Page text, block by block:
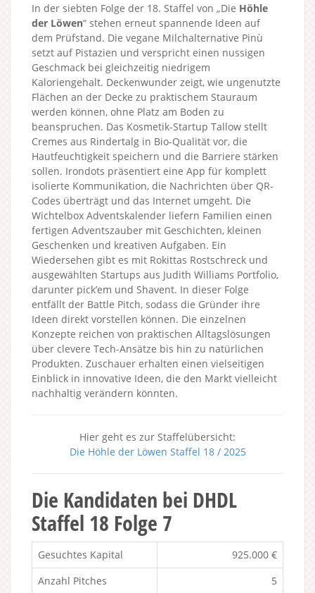
In der siebten Folge der 18. Staffel von „Die Höhle
der Löwen“ stehen erneut spannende Ideen auf
dem Prüfstand. Die vegane Milchalternative Pinù
setzt auf Pistazien und verspricht einen nussigen
Geschmack bei gleichzeitig niedrigem
Kaloriengehalt. Deckenwunder zeigt, wie ungenutzte
Flächen an der Decke zu praktischem Stauraum
werden können, ohne Platz am Boden zu
beanspruchen. Das Kosmetik-Startup Tallow stellt
Cremes aus Rindertalg in Bio-Qualität vor, die
Hautfeuchtigkeit speichern und die Barriere stärken
sollen. Irondots präsentiert eine App für komplett
isolierte Kommunikation, die Nachrichten über QR-
Codes überträgt und das Internet umgeht. Die
Wichtelbox Adventskalender liefern Familien einen
fertigen Adventszauber mit Geschichten, kleinen
Geschenken und kreativen Aufgaben. Ein
Wiedersehen gibt es mit Rokittas Rostschreck und
ausgewählten Startups aus Judith Williams Portfolio,
darunter pick’em und Shavent. In dieser Folge
entfällt der Battle Pitch, sodass die Gründer ihre
Ideen direkt vorstellen können. Die einzelnen
Konzepte reichen von praktischen Alltagslösungen
über clevere Tech-Ansätze bis hin zu natürlichen
Produkten. Zuschauer erhalten einen vielseitigen
Einblick in innovative Ideen, die den Markt vielleicht
nachhaltig verändern könnten.
Hier geht es zur Staffelübersicht:
Die Höhle der Löwen Staffel 18 / 2025
Die Kandidaten bei DHDL
Staffel 18 Folge 7
Gesuchtes Kapital
925.000 €
Anzahl Pitches
5